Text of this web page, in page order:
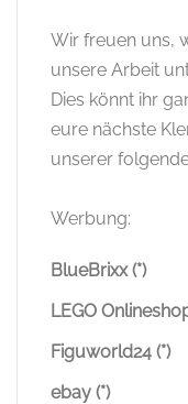
Wir freuen uns,
unsere Arbeit
Dies könnt ihr
eure nächste
unserer
Werbung:
BlueBrixx (*)
LEGO
Figuworld24 (*)
ebay (*)